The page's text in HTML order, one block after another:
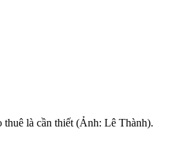
thuê là cần thiết (Ảnh: Lê Thành).